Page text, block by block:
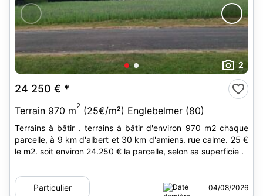
2
24 250 € *
Terrain 970 m2 (25€/m²) Englebelmer (80)
Terrains à bâtir . terrains à bâtir d'environ 970 m2 chaque
parcelle, à 9 km d'albert et 30 km d'amiens. rue calme. 25 €
le m2. soit environ 24.250 € la parcelle, selon sa superficie .
Particulier 04/08/2026